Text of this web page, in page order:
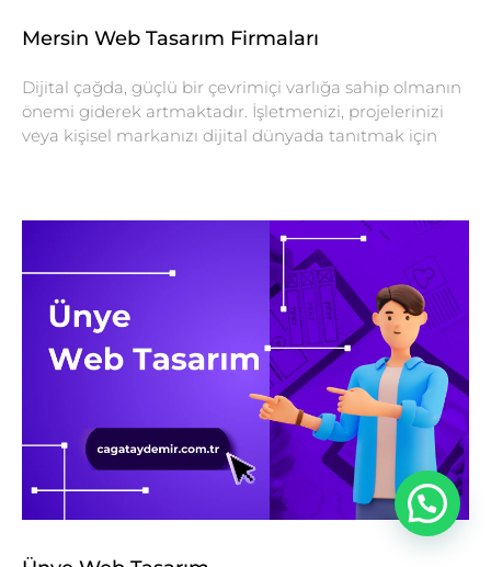
Mersin Web Tasarım Firmaları
Dijital çağda, güçlü bir çevrimiçi varlığa sahip olmanın
önemi giderek artmaktadır. İşletmenizi, projelerinizi
veya kişisel markanızı dijital dünyada tanıtmak için